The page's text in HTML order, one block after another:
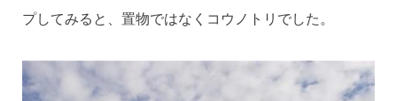
プしてみると、置物ではなくコウノトリでした。